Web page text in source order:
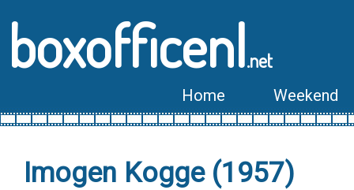
boxofficenl.net
Home Weekend
Imogen Kogge (1957)